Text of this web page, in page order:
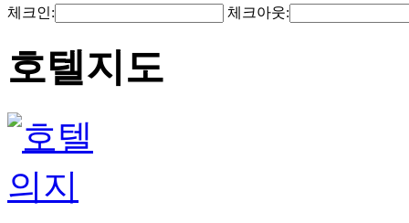
체크인: 체크아웃:
호텔지도